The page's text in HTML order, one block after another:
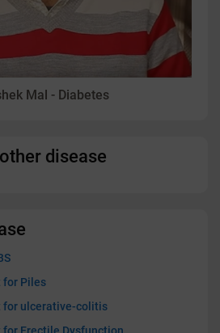
Mal - Diabetes
disease
for Piles
for ulcerative-colitis
Erectile Dysfunction